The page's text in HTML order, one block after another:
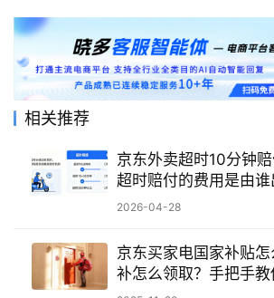
相关推荐
京东外卖超时10分钟
超时赔付的费用是由
自动赔付5元，用户无
2026-04-28
京东买家电国家补贴
补怎么领取？手把手